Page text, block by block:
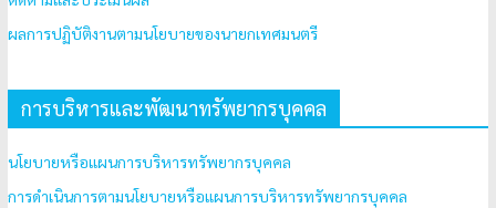
ผลการปฏิบัติงานตามนโยบายของนายกเทศมนตรี
การบริหารและพัฒนาทรัพยากรบุคคล
นโยบายหรือแผนการบริหารทรัพยากรบุคคล
การดำเนินการตามนโยบายหรือแผนการบริหารทรัพยากรบุคคล